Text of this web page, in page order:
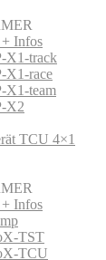
Infos
X1-track
X1-race
X1-team
X2
TCU 4×1
Infos
TST
TCU